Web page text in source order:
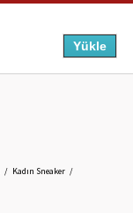
Kadın Sneaker
Yükle